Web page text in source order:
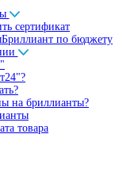
сертификат
Бриллиант по бюджету
на бриллианты?
товара